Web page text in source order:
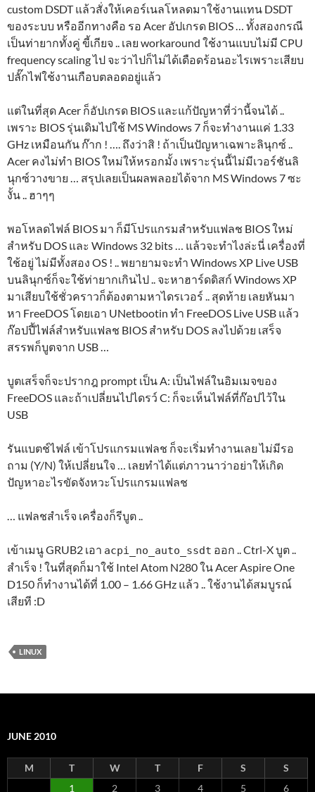
custom DSDT แล้วสั่งให้เคอร์เนลโหลดมาใช้งานแทน DSDT
ของระบบ หรืออีกทางคือ รอ Acer อัปเกรด BIOS … ทั้งสองกรณี
เป็นท่ายากทั้งคู่ ขี้เกียจ .. เลย workaround ใช้งานแบบไม่มี CPU
frequency scaling ไป จะว่าไปก็ไม่ได้เดือดร้อนอะไรเพราะเสียบ
ปลั๊กไฟใช้งานเกือบตลอดอยู่แล้ว
แต่ในที่สุด Acer ก็อัปเกรด BIOS และแก้ปัญหาที่ว่านี้จนได้ ..
เพราะ BIOS รุ่นเดิมไปใช้ MS Windows 7 ก็จะทำงานแค่ 1.33
GHz เหมือนกัน ก๊าก ! …. ถึงว่าสิ ! ถ้าเป็นปัญหาเฉพาะลินุกซ์ ..
Acer คงไม่ทำ BIOS ใหม่ให้หรอกมั้ง เพราะรุ่นนี้ไม่มีเวอร์ชันลิ
นุกซ์วางขาย … สรุปเลยเป็นผลพลอยได้จาก MS Windows 7 ซะ
งั้น .. ฮาๆๆ
พอโหลดไฟล์ BIOS มา ก็มีโปรแกรมสำหรับแฟลช BIOS ใหม่
สำหรับ DOS และ Windows 32 bits … แล้วจะทำไงล่ะนี่ เครื่องที่
ใช้อยู่ ไม่มีทั้งสอง OS ! .. พยายามจะทำ Windows XP Live USB
บนลินุกซ์ก็จะใช้ท่ายากเกินไป .. จะหาฮาร์ดดิสก์ Windows XP
มาเสียบใช้ชั่วคราวก็ต้องตามหาไดรเวอร์ .. สุดท้าย เลยหันมา
หา FreeDOS โดยเอา UNetbootin ทำ FreeDOS Live USB แล้ว
ก๊อปปี้ไฟล์สำหรับแฟลช BIOS สำหรับ DOS ลงไปด้วย เสร็จ
สรรพก็บูตจาก USB …
บูตเสร็จก็จะปรากฎ prompt เป็น A: เป็นไฟล์ในอิมเมจของ
FreeDOS และถ้าเปลี่ยนไปไดรว์ C: ก็จะเห็นไฟล์ที่ก๊อปไว้ใน
USB
รันแบตช์ไฟล์ เข้าโปรแกรมแฟลช ก็จะเริ่มทำงานเลย ไม่มีรอ
ถาม (Y/N) ให้เปลี่ยนใจ … เลยทำได้แต่ภาวนาว่าอย่าให้เกิด
ปัญหาอะไรขัดจังหวะโปรแกรมแฟลช
… แฟลชสำเร็จ เครื่องก็รีบูต ..
เข้าเมนู GRUB2 เอา acpi_no_auto_ssdt ออก .. Ctrl-X บูต ..
สำเร็จ ! ในที่สุดก็มาใช้ Intel Atom N280 ใน Acer Aspire One
D150 ก็ทำงานได้ที่ 1.00 – 1.66 GHz แล้ว .. ใช้งานได้สมบูรณ์
เสียที :D
LINUX
JUNE 2010
M T W T F S
S
1
2 3 4 5
6